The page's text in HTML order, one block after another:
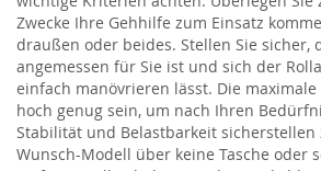
Zwecke Ihre Gehhilfe zum Einsatz
draußen oder beides. Stellen Sie sicher,
angemessen für Sie ist und sich der
einfach manövrieren lässt. Die
hoch genug sein, um nach Ihren
Stabilität und Belastbarkeit sicherstellen
Wunsch-Modell über keine Tasche oder